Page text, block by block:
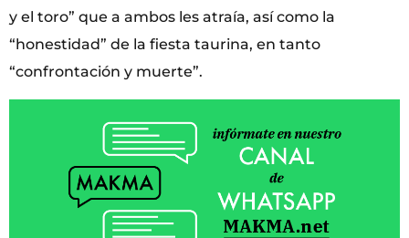
y el toro” que a ambos les atraía, así como la
“honestidad” de la fiesta taurina, en tanto
“confrontación y muerte”.